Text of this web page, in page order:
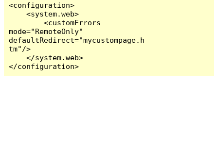
<configuration>
    <system.web>
        <customErrors
mode="RemoteOnly"
defaultRedirect="mycustompage.h
tm"/>
    </system.web>
</configuration>